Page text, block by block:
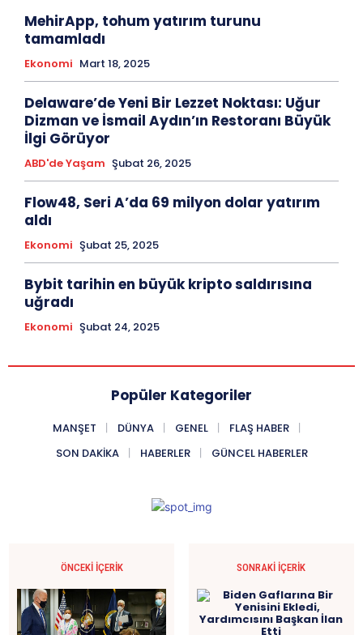
MehirApp, tohum yatırım turunu
tamamladı
Ekonomi Mart 18, 2025
Delaware’de Yeni Bir Lezzet Noktası: Uğur
Dizman ve İsmail Aydın’ın Restoranı Büyük
İlgi Görüyor
ABD'de Yaşam Şubat 26, 2025
Flow48, Seri A’da 69 milyon dolar yatırım
aldı
Ekonomi Şubat 25, 2025
Bybit tarihin en büyük kripto saldırısına
uğradı
Ekonomi Şubat 24, 2025
Popüler Kategoriler
MANŞET DÜNYA GENEL
FLAŞ HABER
SON DAKIKA
HABERLER GÜNCEL HABERLER
ÖNCEKI İÇERIK SONRAKI İÇERIK